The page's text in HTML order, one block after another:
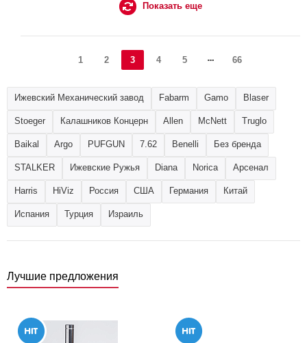
Показать еще
1 2 3 4 5 66
Ижевский Механический завод Fabarm Gamo Blaser
Stoeger Калашников Концерн Allen McNett Truglo
Baikal Argo PUFGUN 7.62 Benelli Без бренда
STALKER Ижевские Ружья Diana Norica Арсенал
Harris HiViz Россия США Германия Китай
Испания Турция Израиль
Лучшие предложения